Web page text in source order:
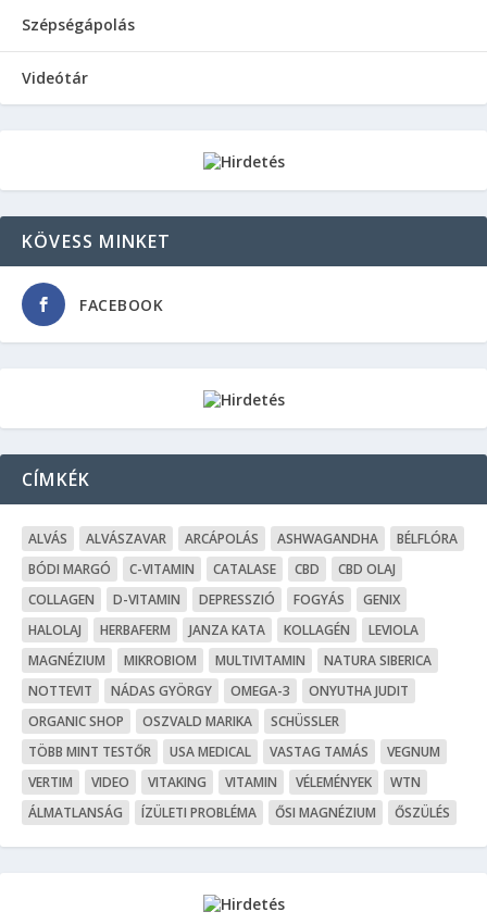
Szépségápolás
Videótár
KÖVESS MINKET
FACEBOOK
CÍMKÉK
ALVÁS ALVÁSZAVAR ARCÁPOLÁS ASHWAGANDHA
BÉLFLÓRA
BÓDI MARGÓ
C-VITAMIN CATALASE CBD
CBD OLAJ
COLLAGEN
D-VITAMIN DEPRESSZIÓ FOGYÁS
GENIX
HALOLAJ
HERBAFERM JANZA KATA KOLLAGÉN
LEVIOLA
MAGNÉZIUM
MIKROBIOM MULTIVITAMIN
NATURA SIBERICA
NOTTEVIT
NÁDAS GYÖRGY OMEGA-3
ONYUTHA JUDIT
ORGANIC SHOP
OSZVALD MARIKA
SCHÜSSLER
TÖBB MINT TESTŐR
USA MEDICAL VASTAG TAMÁS
VEGNUM
VERTIM
VIDEO VITAKING VITAMIN VÉLEMÉNYEK
WTN
ÁLMATLANSÁG
ÍZÜLETI PROBLÉMA ŐSI MAGNÉZIUM ŐSZÜLÉS